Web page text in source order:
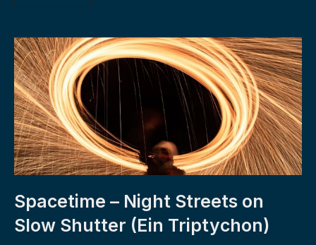
Spacetime – Night Streets on
Slow Shutter (Ein Triptychon)